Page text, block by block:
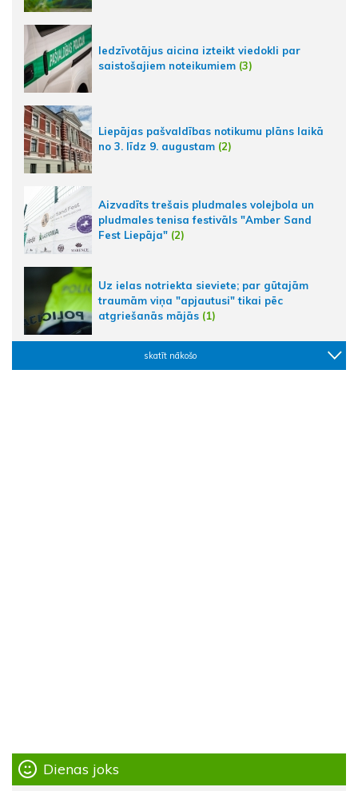
Iedzīvotājus aicina izteikt viedokli par
saistošajiem noteikumiem (3)
Liepājas pašvaldības notikumu plāns laikā
no 3. līdz 9. augustam (2)
Aizvadīts trešais pludmales volejbola un
pludmales tenisa festivāls "Amber Sand
Fest Liepāja" (2)
Uz ielas notriekta sieviete; par gūtajām
traumām viņa "apjautusi" tikai pēc
atgriešanās mājās (1)
skatīt nākošo
Dienas joks